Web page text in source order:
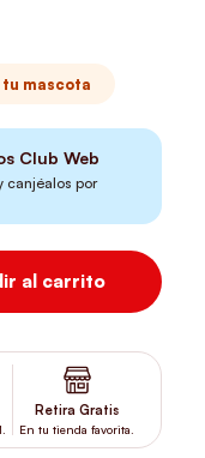
mascota
Club Web
canjéalos por
al carrito
Retira Gratis
En tu tienda favorita.